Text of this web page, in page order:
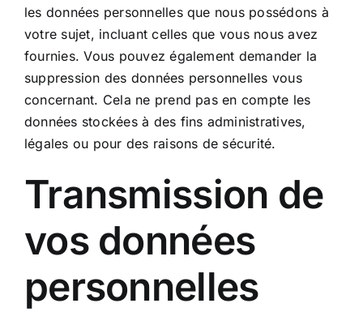
les données personnelles que nous possédons à
votre sujet, incluant celles que vous nous avez
fournies. Vous pouvez également demander la
suppression des données personnelles vous
concernant. Cela ne prend pas en compte les
données stockées à des fins administratives,
légales ou pour des raisons de sécurité.
Transmission de
vos données
personnelles